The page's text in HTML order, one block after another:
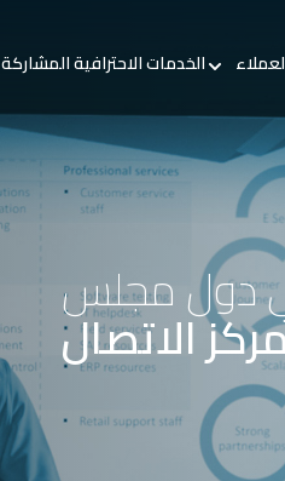
الخدمات الاحترافية المشاركة
دول مجلس
الاتصال